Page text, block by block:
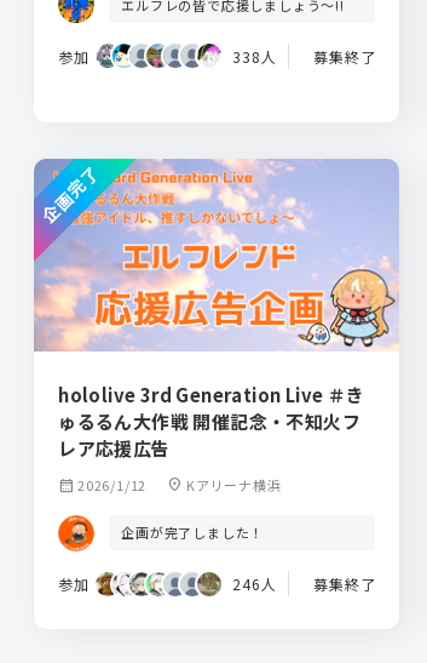
エルフレの皆で応援しましょう～!!
参加 338人 募集終了
hololive 3rd Generation Live ＃き
ゅるるん大作戦 開催記念・不知火フ
レア応援広告
calendar_month 2026/1/12 location_on Kアリーナ横浜
企画が完了しました！
参加 246人 募集終了
企画完了